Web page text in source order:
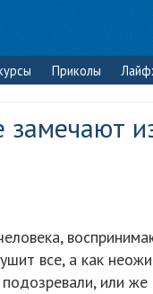
Приколы
все, а как
или